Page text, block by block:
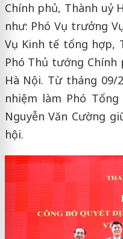
Chính phủ, Thành uỷ
như: Phó Vụ trưởng
Vụ Kinh tế tổng hợp,
Phó Thủ tướng
Hà Nội. Từ tháng
nhiệm làm Phó
Nguyễn Văn Cường
hội.